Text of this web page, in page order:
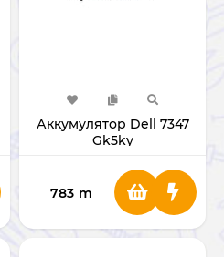
Аккумулятор Dell 7347
Gk5ky
783 m